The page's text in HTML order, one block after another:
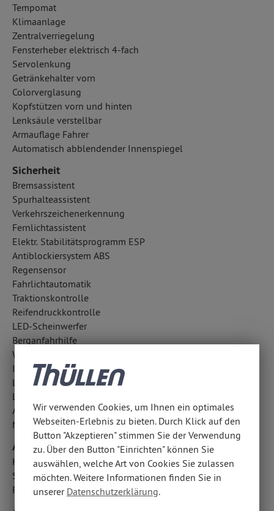
Tempomat
Klimaanlage
Zentralverriegelung
Fensterheber elektrisch 4-fach
Servolenkung
Getränkehalter vorn
Colorverglasung
Kopfstützen vorn und hinten
Lenksäule verstellbar
Armauflage Fahrer
Automatisch abblendender Innenspiegel
Sicherheit
Bremsassistent
Spurhalteassistent
Verkehrszeichenerkennung
Fernlichtassistent
Elektr. Stabilitätsprogramm ESP
Antiblockiersystem ABS
Regensensor
Fahrlichtautomatik
Traktionskontrolle
Reifendruckkontrolle
LED-Scheinwerfer
Berganfahrhilfe
Wegfahrsperre
ISOFIX Kindersitzbefestigung
LED-Tagfahrlicht
Lichtsensor
Außentemperatur Anzeige
Notbremsassistent
Airbags
Kopfairbag vorn
Seitenairbag vorn
Fahrer- /Beifahrerairbag
Wir verwenden Cookies, um Ihnen ein optimales
Webseiten-Erlebnis zu bieten. Durch Klick auf den
Button "Akzeptieren" stimmen Sie der Verwendung
zu. Über den Button "Einrichten" können Sie
auswählen, welche Art von Cookies Sie zulassen
möchten. Weitere Informationen finden Sie in
unserer Datenschutzerklärung.